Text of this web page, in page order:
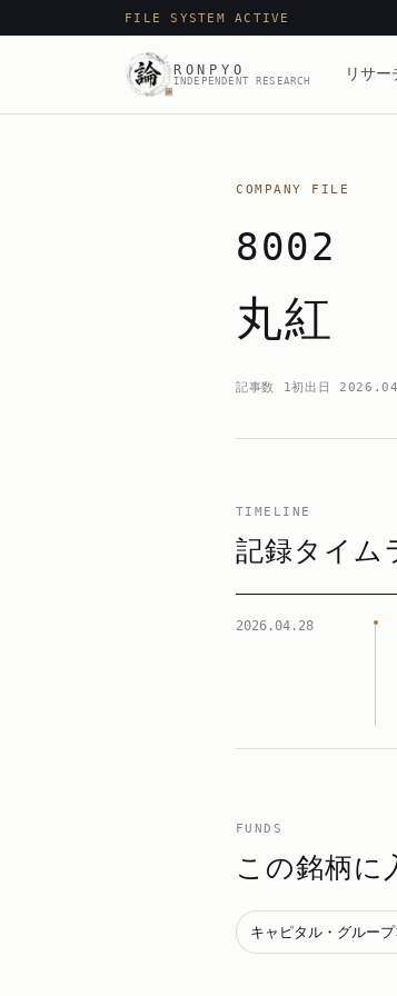
FILE SYSTEM ACTIVE
RONPYO
INDEPENDENT RESEARCH リサー
COMPANY FILE
8002
丸紅
記事数 1初出日
TIMELINE
記録タイム
2026.04.28
FUNDS
この銘柄に
キャピタル・グループ